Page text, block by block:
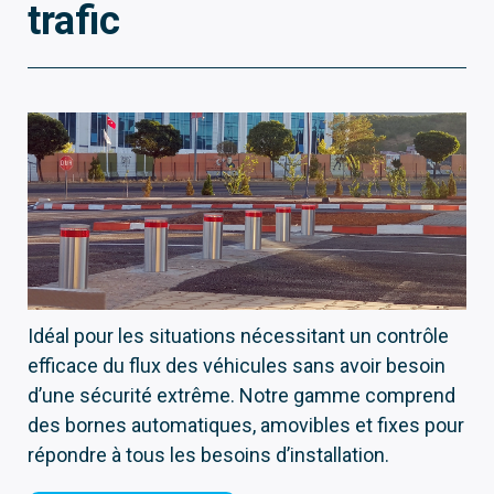
trafic
Idéal pour les situations nécessitant un contrôle
efficace du flux des véhicules sans avoir besoin
d’une sécurité extrême. Notre gamme comprend
des bornes automatiques, amovibles et fixes pour
répondre à tous les besoins d’installation.